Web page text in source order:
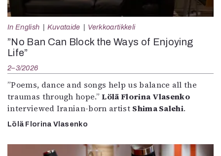
In English Kuvataide Verkkoartikkeli
”No Ban Can Block the Ways of Enjoying
Life”
2–3/2026
”Poems, dance and songs help us balance all the
traumas through hope.”Lölä Florina Vlasenko
interviewed Iranian-born artist Shima Salehi.
Lölä Florina Vlasenko